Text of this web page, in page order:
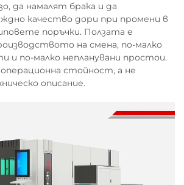
да намалят брака и да
качество дори при промени в
поръчки. Ползата е
на смена, по-малко
и по-малко непланувани простои.
стойност, а не
описание.